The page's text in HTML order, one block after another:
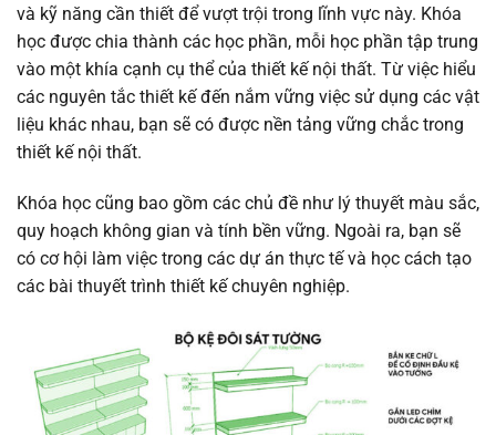
và kỹ năng cần thiết để vượt trội trong lĩnh vực này. Khóa
học được chia thành các học phần, mỗi học phần tập trung
vào một khía cạnh cụ thể của thiết kế nội thất. Từ việc hiểu
các nguyên tắc thiết kế đến nắm vững việc sử dụng các vật
liệu khác nhau, bạn sẽ có được nền tảng vững chắc trong
thiết kế nội thất.
Khóa học cũng bao gồm các chủ đề như lý thuyết màu sắc,
quy hoạch không gian và tính bền vững. Ngoài ra, bạn sẽ
có cơ hội làm việc trong các dự án thực tế và học cách tạo
các bài thuyết trình thiết kế chuyên nghiệp.